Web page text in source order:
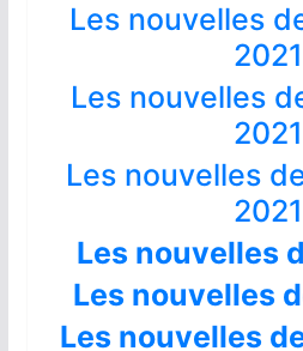
Les nouvelles
2021
Les nouvelles
2021
Les nouvelles
2021
Les nouvelles
Les nouvelles
Les nouvelles